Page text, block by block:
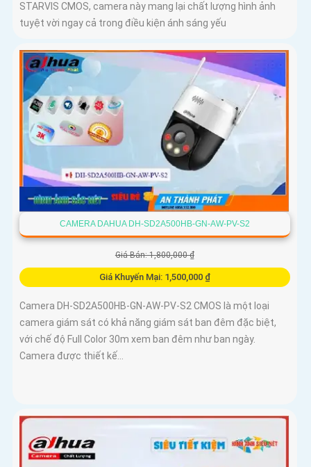
STARVIS CMOS, camera này mang lại chất lượng hình ảnh
tuyệt vời ngay cả trong điều kiện ánh sáng yếu
CAMERA DAHUA DH-SD2A500HB-GN-AW-PV-S2
Giá Bán: 1,800,000 ₫
Giá Khuyến Mại: 1,500,000 ₫
Camera DH-SD2A500HB-GN-AW-PV-S2 CMOS là một loại
camera giám sát có khả năng giám sát ban đêm đặc biệt,
với chế độ Full Color 30m xem ban đêm như ban ngày.
Camera được thiết kế...